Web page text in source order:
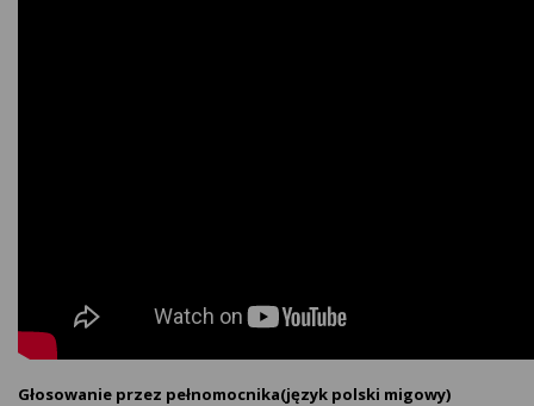
Głosowanie przez pełnomocnika(język polski migowy)